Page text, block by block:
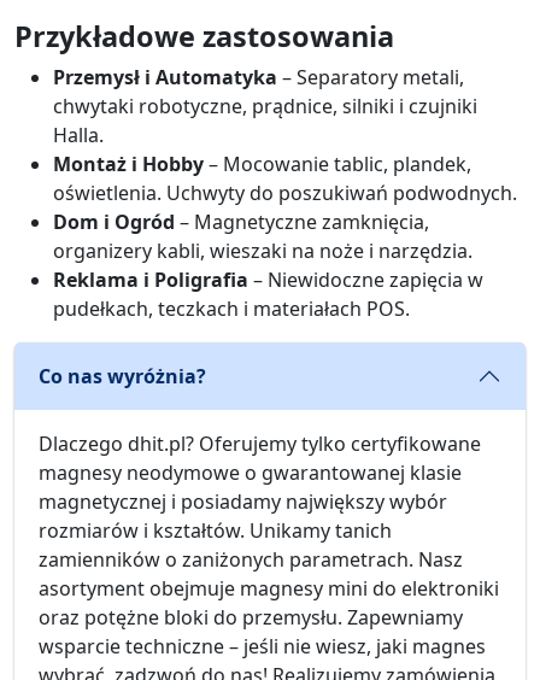
Przykładowe zastosowania
Przemysł i Automatyka – Separatory metali,
chwytaki robotyczne, prądnice, silniki i czujniki
Halla.
Montaż i Hobby– Mocowanie tablic, plandek,
oświetlenia. Uchwyty do poszukiwań podwodnych.
Dom i Ogród – Magnetyczne zamknięcia,
organizery kabli, wieszaki na noże i narzędzia.
Reklama i Poligrafia – Niewidoczne zapięcia w
pudełkach, teczkach i materiałach POS.
Co nas wyróżnia?
Dlaczego dhit.pl? Oferujemy tylko certyfikowane
magnesy neodymowe o gwarantowanej klasie
magnetycznej i posiadamy największy wybór
rozmiarów i kształtów. Unikamy tanich
zamienników o zaniżonych parametrach. Nasz
asortyment obejmuje magnesy mini do elektroniki
oraz potężne bloki do przemysłu. Zapewniamy
wsparcie techniczne – jeśli nie wiesz, jaki magnes